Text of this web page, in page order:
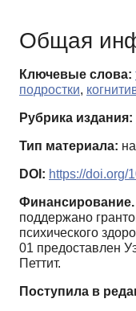
Общая
Ключевые слова:
подростки,
Рубрика издания:
Тип материала:
DOI: https://doi.org/
Финансирование.
поддержано
психического
01 предоставлен
Петтит.
Поступила в